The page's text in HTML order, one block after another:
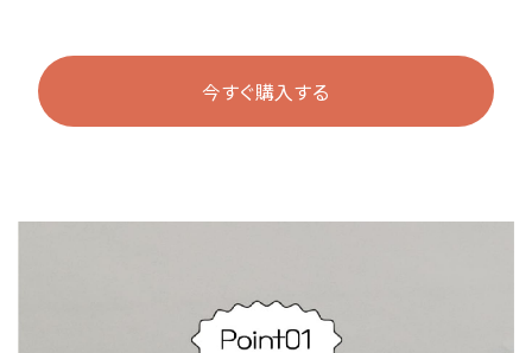
今すぐ購入する